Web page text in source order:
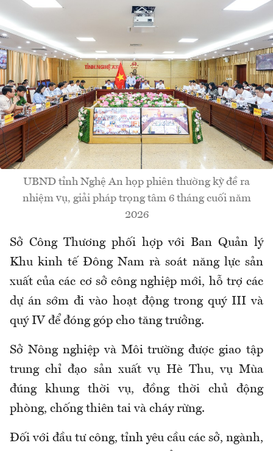
UBND tỉnh Nghệ An họp phiên thường kỳ đề ra
nhiệm vụ, giải pháp trọng tâm 6 tháng cuối năm
2026
Sở Công Thương phối hợp với Ban Quản lý
Khu kinh tế Đông Nam rà soát năng lực sản
xuất của các cơ sở công nghiệp mới, hỗ trợ các
dự án sớm đi vào hoạt động trong quý III và
quý IV để đóng góp cho tăng trưởng.
Sở Nông nghiệp và Môi trường được giao tập
trung chỉ đạo sản xuất vụ Hè Thu, vụ Mùa
đúng khung thời vụ, đồng thời chủ động
phòng, chống thiên tai và cháy rừng.
Đối với đầu tư công, tỉnh yêu cầu các sở, ngành,